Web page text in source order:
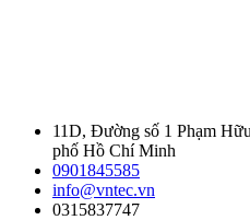
11D, Đường số 1 Phạm
phố Hồ Chí Minh
0901845585
info@vntec.vn
0315837747